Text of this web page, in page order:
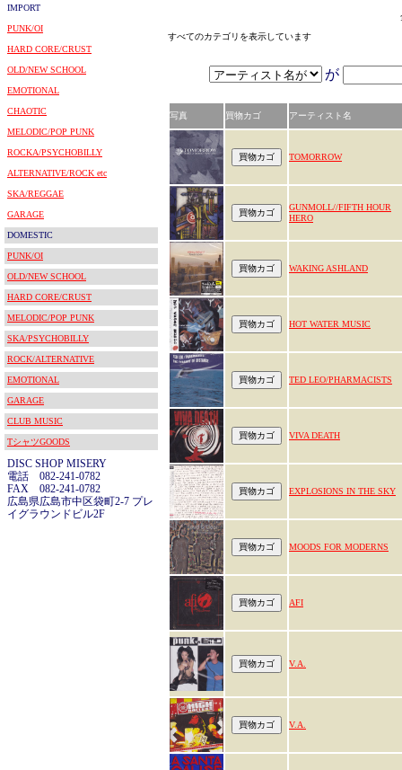
IMPORT
PUNK/OI
HARD CORE/CRUST
OLD/NEW SCHOOL
EMOTIONAL
CHAOTIC
MELODIC/POP PUNK
ROCKA/PSYCHOBILLY
ALTERNATIVE/ROCK etc
SKA/REGGAE
GARAGE
DOMESTIC
PUNK/OI
OLD/NEW SCHOOL
HARD CORE/CRUST
MELODIC/POP PUNK
SKA/PSYCHOBILLY
ROCK/ALTERNATIVE
EMOTIONAL
GARAGE
CLUB MUSIC
TシャツGOODS
DISC SHOP MISERY
電話 082-241-0782
FAX 082-241-0782
広島県広島市中区袋町2-7 プレ
イグラウンドビル2F
すべてのカテゴリを表示しています
が
写真 買物カゴ アーティスト名
TOMORROW
GUNMOLL//FIFTH HOUR
HERO
WAKING ASHLAND
HOT WATER MUSIC
TED LEO/PHARMACISTS
VIVA DEATH
EXPLOSIONS IN THE SKY
MOODS FOR MODERNS
AFI
V.A.
V.A.